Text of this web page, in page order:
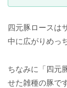
四元豚ロースは
中に広がりめっ
ちなみに「四元
せた雑種の豚で